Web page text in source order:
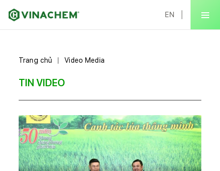
EN
Trang chủ Video Media
TIN VIDEO